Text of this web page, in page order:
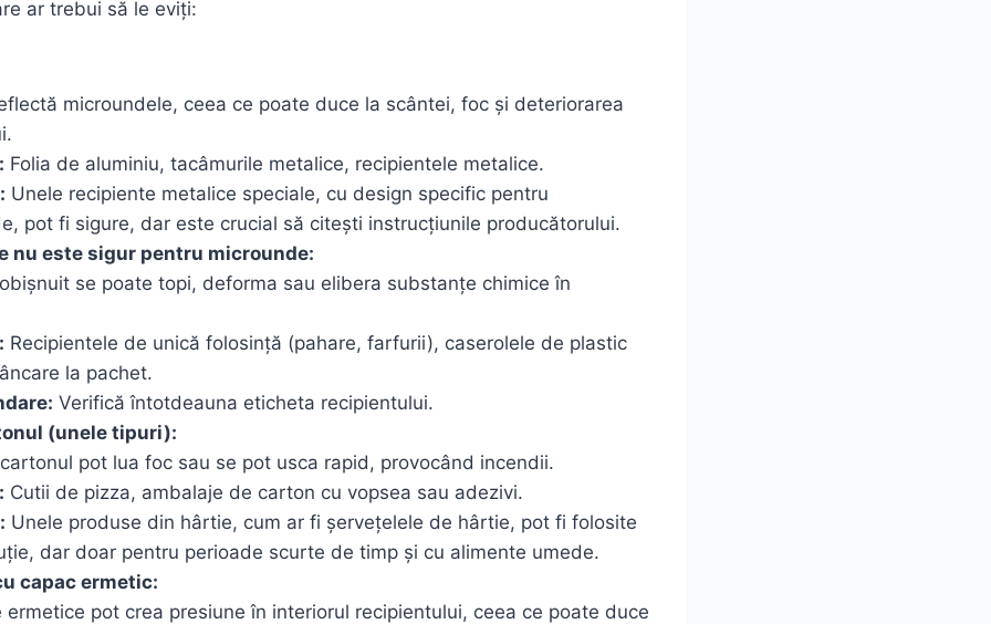
ar trebui să le eviți:
microundele, ceea ce poate duce la scântei, foc și deteriorarea
Folia de aluminiu, tacâmurile metalice, recipientele metalice.
Unele recipiente metalice speciale, cu design specific pentru
pot fi sigure, dar este crucial să citești instrucțiunile producătorului.
nu este sigur pentru microunde:
se poate topi, deforma sau elibera substanțe chimice în
Recipientele de unică folosință (pahare, farfurii), caserolele de plastic
la pachet.
Verifică întotdeauna eticheta recipientului.
(unele tipuri):
pot lua foc sau se pot usca rapid, provocând incendii.
Cutii de pizza, ambalaje de carton cu vopsea sau adezivi.
Unele produse din hârtie, cum ar fi șervețelele de hârtie, pot fi folosite
dar doar pentru perioade scurte de timp și cu alimente umede.
capac ermetic:
ermetice pot crea presiune în interiorul recipientului, ceea ce poate duce